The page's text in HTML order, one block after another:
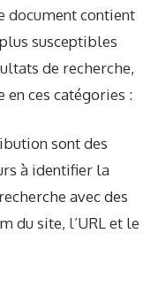
document contient
susceptibles
de recherche,
en ces catégories :
sont des
à identifier la
avec des
du site, l’URL et le